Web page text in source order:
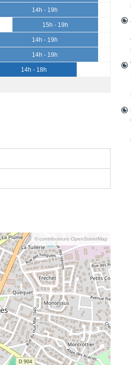
14h - 19h
15h - 19h
14h - 19h
14h - 19h
14h - 18h
© contributeurs OpenStreetMap